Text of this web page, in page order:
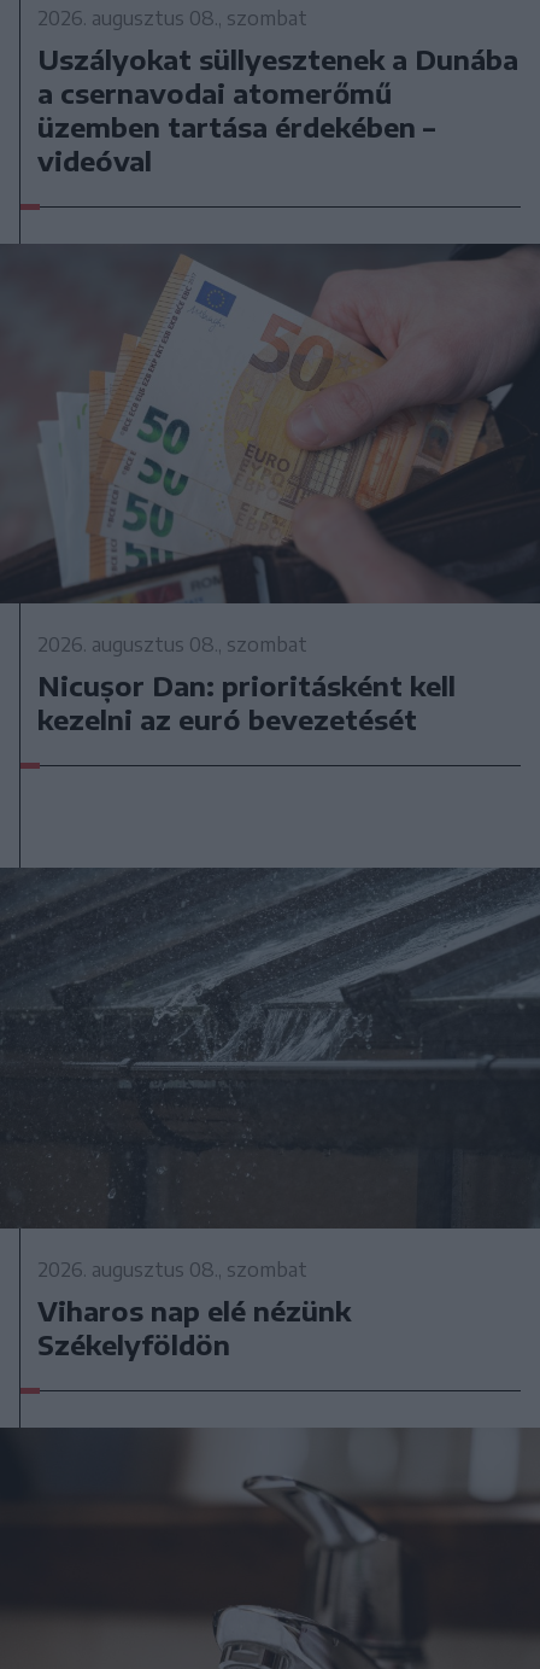
2026. augusztus 08., szombat
Uszályokat süllyesztenek a Dunába
a csernavodai atomerőmű
üzemben tartása érdekében –
videóval
2026. augusztus 08., szombat
Nicușor Dan: prioritásként kell
kezelni az euró bevezetését
2026. augusztus 08., szombat
Viharos nap elé nézünk
Székelyföldön